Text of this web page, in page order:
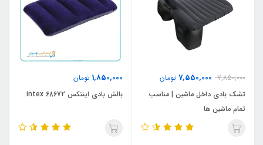
7,850,000
7,550,000 تومان
تشک بادی داخل ماشین | مناسب
تمام ماشین ها
1,850,000 تومان
بالش بادی اینتکس intex 68672